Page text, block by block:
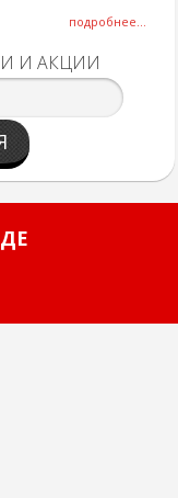
подробнее...
И АКЦИИ